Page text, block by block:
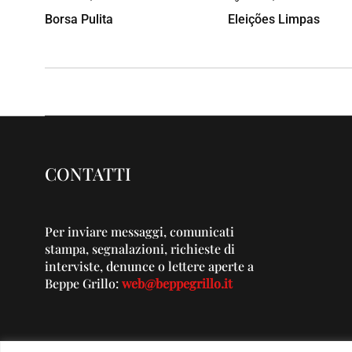
Borsa Pulita Eleições Limpas
CONTATTI
Per inviare messaggi, comunicati
stampa, segnalazioni, richieste di
interviste, denunce o lettere aperte a
Beppe Grillo:web@beppegrillo.it